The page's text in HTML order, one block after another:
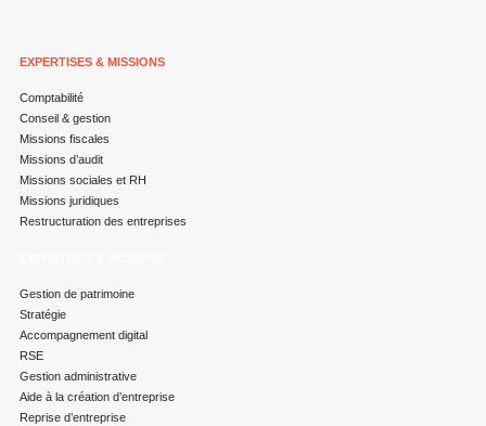
EXPERTISES & MISSIONS
Comptabilité
Conseil & gestion
Missions fiscales
Missions d’audit
Missions sociales et RH
Missions juridiques
Restructuration des entreprises
Gestion de patrimoine
Stratégie
Accompagnement digital
RSE
Gestion administrative
Aide à la création d’entreprise
Reprise d’entreprise